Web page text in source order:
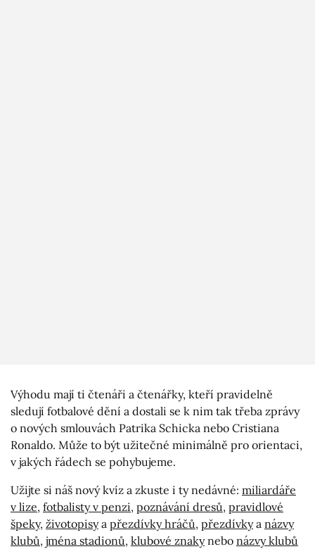
Výhodu mají ti čtenáři a čtenářky, kteří pravidelně
sledují fotbalové dění a dostali se k nim tak třeba zprávy
o nových smlouvách Patrika Schicka nebo Cristiana
Ronaldo. Může to být užitečné minimálně pro orientaci,
v jakých řádech se pohybujeme.
Užijte si náš nový kvíz a zkuste i ty nedávné: miliardáře
v lize, fotbalisty v penzi, poznávání dresů, pravidlové
špeky, životopisya přezdívky hráčů, přezdívkya názvy
klubů, jména stadionů, klubové znakynebo názvy klubů